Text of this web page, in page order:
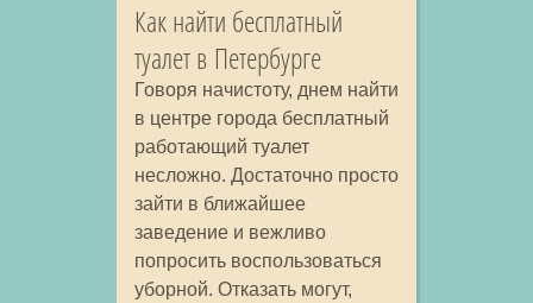
Как найти бесплатный
туалет в Петербурге
Говоря начистоту, днем найти
в центре города бесплатный
работающий туалет
несложно. Достаточно просто
зайти в ближайшее
заведение и вежливо
попросить воспользоваться
уборной. Отказать могут,